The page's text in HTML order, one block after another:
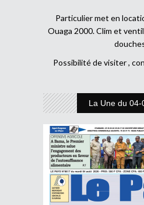
Particulier met en
Ouaga 2000. Clim et
Possibilité de visiter ,
La Une du